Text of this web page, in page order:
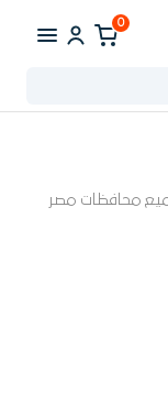
0
محافظات مصر